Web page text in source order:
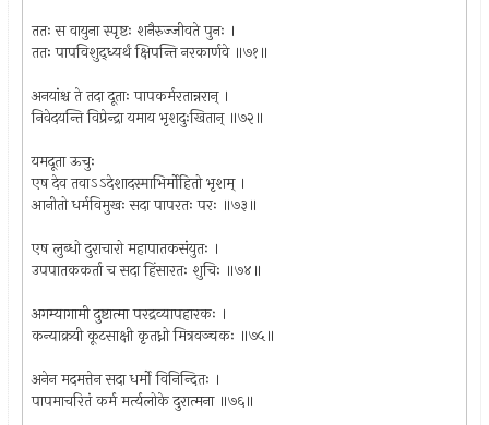
ततः स वायुना स्पृष्टः शनैरुज्जीवते पुनः ।
ततः पापविशुद्ध्यर्थं क्षिपन्ति नरकार्णवे ॥७१॥
अनयांश्च ते तदा दूताः पापकर्मरतान्नरान् ।
निवेदयन्ति विप्रेन्द्रा यमाय भृशदुःखितान् ॥७२॥
यमदूता ऊचुः
एष देव तवाऽऽदेशादस्माभिर्मोहितो भृशम् ।
आनीतो धर्मविमुखः सदा पापरतः परः ॥७३॥
एष लुब्धो दुराचारो महापातकसंयुतः ।
उपपातककर्ता च सदा हिंसारतः शुचिः ॥७४॥
अगम्यागामी दुष्टात्मा परद्रव्यापहारकः ।
कन्याक्रयी कूटसाक्षी कृतध्नो मित्रवञ्चकः ॥७५॥
अनेन मदमत्तेन सदा धर्मो विनिन्दितः ।
पापमाचरितं कर्म मर्त्यलोके दुरात्मना ॥७६॥